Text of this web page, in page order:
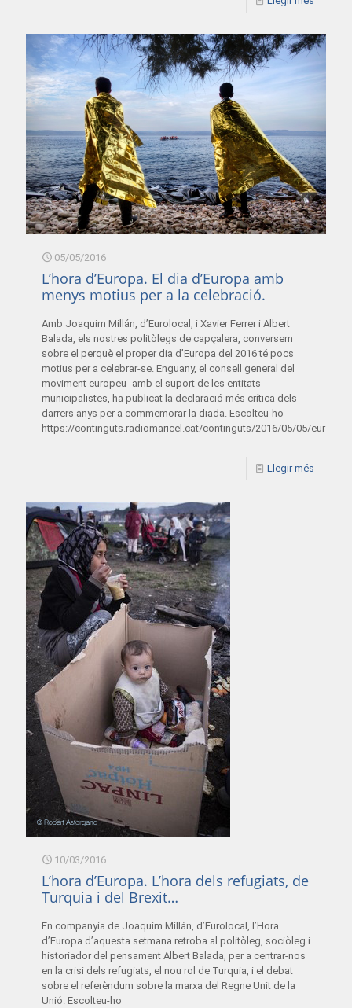
05/05/2016
L’hora d’Europa. El dia d’Europa amb
menys motius per a la celebració.
Amb Joaquim Millán, d’Eurolocal, i Xavier Ferrer i Albert
Balada, els nostres politòlegs de capçalera, conversem
sobre el perquè el proper dia d’Europa del 2016 té pocs
motius per a celebrar-se. Enguany, el consell general del
moviment europeu -amb el suport de les entitats
municipalistes, ha publicat la declaració més crítica dels
darrers anys per a commemorar la diada. Escolteu-ho
https://continguts.radiomaricel.cat/continguts/2016/05/05/
Llegir més
10/03/2016
L’hora d’Europa. L’hora dels refugiats, de
Turquia i del Brexit…
En companyia de Joaquim Millán, d’Eurolocal, l’Hora
d’Europa d’aquesta setmana retroba al politòleg, sociòleg i
historiador del pensament Albert Balada, per a centrar-nos
en la crisi dels refugiats, el nou rol de Turquia, i el debat
sobre el referèndum sobre la marxa del Regne Unit de la
Unió. Escolteu-ho